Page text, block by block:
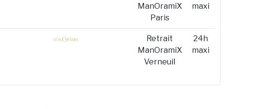
ManOramiX
Paris
maxi
Retrait
ManOramiX
Verneuil
24h
maxi